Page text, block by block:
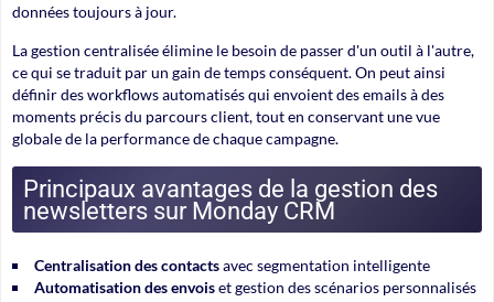
données toujours à jour.
La gestion centraliséeélimine le besoin de passer d'un outil à l'autre,
ce qui se traduit par un gain de temps conséquent. On peut ainsi
définir des workflows automatisés qui envoient des emails à des
moments précis du parcours client, tout en conservant une vue
globale de la performance de chaque campagne.
Principaux avantages de la gestion des
newsletters sur Monday CRM
Centralisation des contactsavec segmentation intelligente
Automatisation des envoiset gestion des scénarios personnalisés